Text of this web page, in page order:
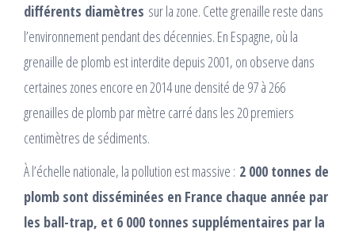
différents diamètres sur la zone. Cette grenaille reste dans
l’environnement pendant des décennies. En Espagne, où la
grenaille de plomb est interdite depuis 2001, on observe dans
certaines zones encore en 2014 une densité de 97 à 266
grenailles de plomb par mètre carré dans les 20 premiers
centimètres de sédiments.​
À l’échelle nationale, la pollution est massive : 2 000 tonnes de
plomb sont disséminées en France chaque année par
les ball-trap, et 6 000 tonnes supplémentaires par la